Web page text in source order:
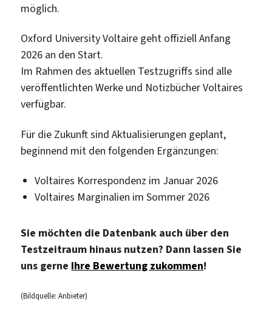
möglich.
Oxford University Voltaire geht offiziell Anfang
2026 an den Start.
Im Rahmen des aktuellen Testzugriffs sind alle
veröffentlichten Werke und Notizbücher Voltaires
verfügbar.
Für die Zukunft sind Aktualisierungen geplant,
beginnend mit den folgenden Ergänzungen:
Voltaires Korrespondenz im Januar 2026
Voltaires Marginalien im Sommer 2026
Sie möchten die Datenbank auch über den
Testzeitraum hinaus nutzen? Dann lassen Sie
uns gerne Ihre Bewertung zukommen!
(Bildquelle: Anbieter)